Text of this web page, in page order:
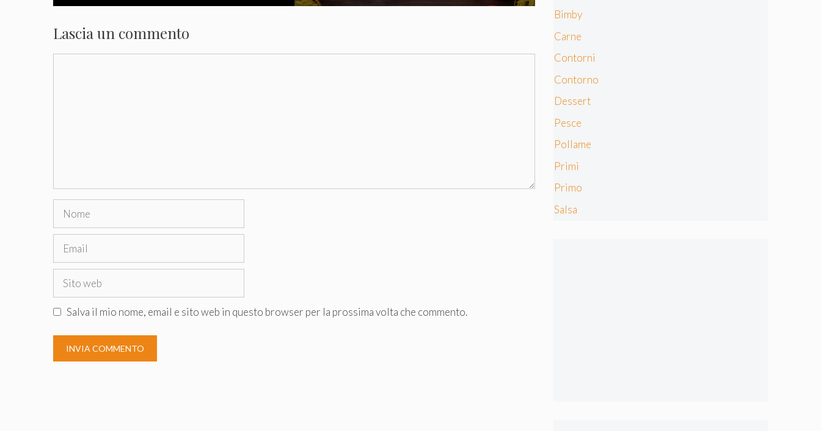
Lascia un commento
Nome
Email
Sito
Salva il mio nome, email e sito web in questo browser per la prossima volta che commento.
Bimby
Carne
Contorni
Contorno
Dessert
Pesce
Pollame
Primi
Primo
Salsa